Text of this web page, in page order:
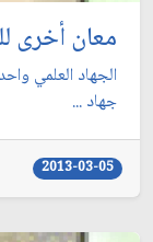
معان أخرى
الجهاد العلمي
جهاد ...
2013-03-05